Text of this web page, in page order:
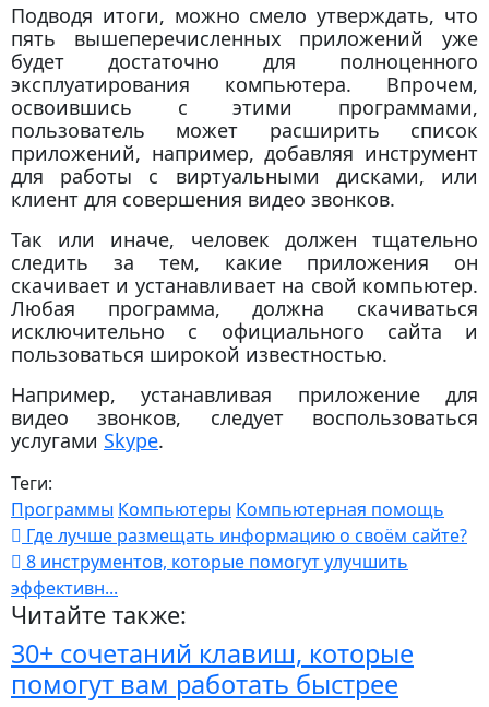
Подводя итоги, можно смело утверждать, что
пять вышеперечисленных приложений уже
будет достаточно для полноценного
эксплуатирования компьютера. Впрочем,
освоившись с этими программами,
пользователь может расширить список
приложений, например, добавляя инструмент
для работы с виртуальными дисками, или
клиент для совершения видео звонков.
Так или иначе, человек должен тщательно
следить за тем, какие приложения он
скачивает и устанавливает на свой компьютер.
Любая программа, должна скачиваться
исключительно с официального сайта и
пользоваться широкой известностью.
Например, устанавливая приложение для
видео звонков, следует воспользоваться
услугами Skype.
Теги:
Программы Компьютеры Компьютерная помощь
Где лучше размещать информацию о своём сайте?
8 инструментов, которые помогут улучшить
эффективн...
Читайте также:
30+ сочетаний клавиш, которые
помогут вам работать быстрее